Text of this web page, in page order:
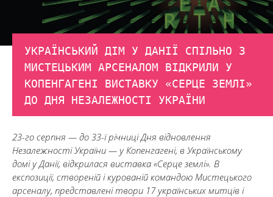
УКРАЇНСЬКИЙ ДІМ У ДАНІЇ СПІЛЬНО З
МИСТЕЦЬКИМ АРСЕНАЛОМ ВІДКРИЛИ У
КОПЕНГАГЕНІ ВИСТАВКУ «СЕРЦЕ ЗЕМЛІ»
ДО ДНЯ НЕЗАЛЕЖНОСТІ УКРАЇНИ
23-го серпня — до 33-ї річниці Дня відновлення
Незалежності України — у Копенгагені, в Українському
домі у Данії, відкрилася виставка «Серце землі». В
експозиції, створеній і курованій командою Мистецького
арсеналу, представлені твори 17 українських митців і